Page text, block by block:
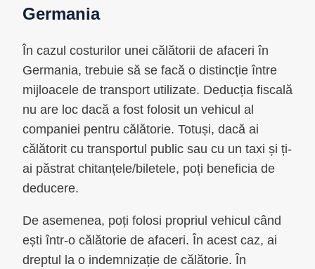
Germania
În cazul costurilor unei călătorii de afaceri în
Germania, trebuie să se facă o distincție între
mijloacele de transport utilizate. Deducția fiscală
nu are loc dacă a fost folosit un vehicul al
companiei pentru călătorie. Totuși, dacă ai
călătorit cu transportul public sau cu un taxi și ți-
ai păstrat chitanțele/biletele, poți beneficia de
deducere.
De asemenea, poți folosi propriul vehicul când
ești într-o călătorie de afaceri. În acest caz, ai
dreptul la o indemnizație de călătorie. În